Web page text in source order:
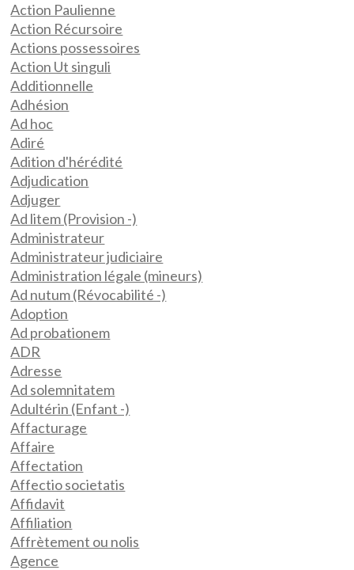
Action Paulienne
Action Récursoire
Actions possessoires
Action Ut singuli
Additionnelle
Adhésion
Ad hoc
Adiré
Adition d'hérédité
Adjudication
Adjuger
Ad litem (Provision -)
Administrateur
Administrateur judiciaire
Administration légale (mineurs)
Ad nutum (Révocabilité -)
Adoption
Ad probationem
ADR
Adresse
Ad solemnitatem
Adultérin (Enfant -)
Affacturage
Affaire
Affectation
Affectio societatis
Affidavit
Affiliation
Affrètement ou nolis
Agence